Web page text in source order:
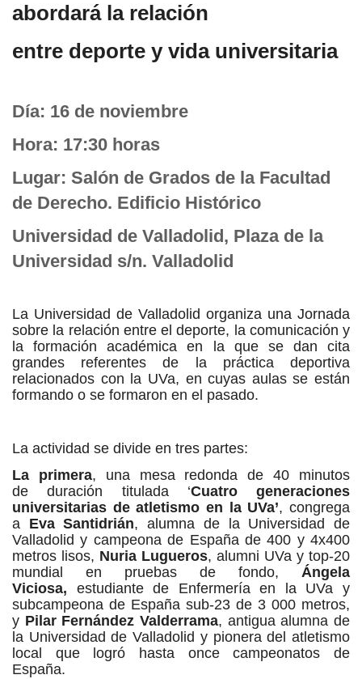
abordará la relación
entre deporte y vida universitaria
Día: 16 de noviembre
Hora: 17:30 horas
Lugar: Salón de Grados de la Facultad
de Derecho. Edificio Histórico
Universidad de Valladolid, Plaza de la
Universidad s/n. Valladolid
La Universidad de Valladolid organiza una Jornada
sobre la relación entre el deporte, la comunicación y
la formación académica en la que se dan cita
grandes referentes de la práctica deportiva
relacionados con la UVa, en cuyas aulas se están
formando o se formaron en el pasado.
La actividad se divide en tres partes:
La primera, una mesa redonda de 40 minutos
deduración titulada ‘Cuatro generaciones
universitarias de atletismo en la UVa’, congrega
a Eva Santidrián, alumna de la Universidad de
Valladolid y campeona de España de 400 y 4x400
metros lisos, Nuria Lugueros, alumni UVa y top-20
mundial en pruebas de fondo, Ángela
Viciosa, estudiante de Enfermería en la UVa y
subcampeona de España sub-23 de 3 000 metros,
y Pilar Fernández Valderrama, antigua alumna de
la Universidad de Valladolid y pioneradel atletismo
local que logró hasta once campeonatos de
España.